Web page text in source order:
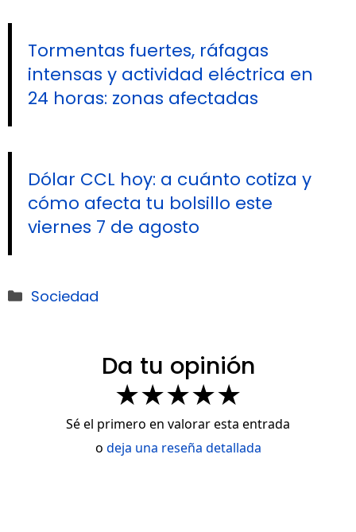
Tormentas fuertes, ráfagas
intensas y actividad eléctrica en
24 horas: zonas afectadas
Dólar CCL hoy: a cuánto cotiza y
cómo afecta tu bolsillo este
viernes 7 de agosto
Categorías
Sociedad
Da tu opinión
★★★★★
Sé el primero en valorar esta entrada
o deja una reseña detallada